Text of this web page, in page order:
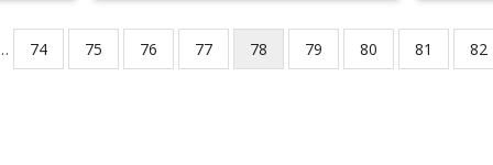
Page
74 Page
75 Page
76 Page
77
Current
page
78 Page
79 Page
80 Page
81 82